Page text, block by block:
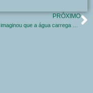
PRÓXIMO